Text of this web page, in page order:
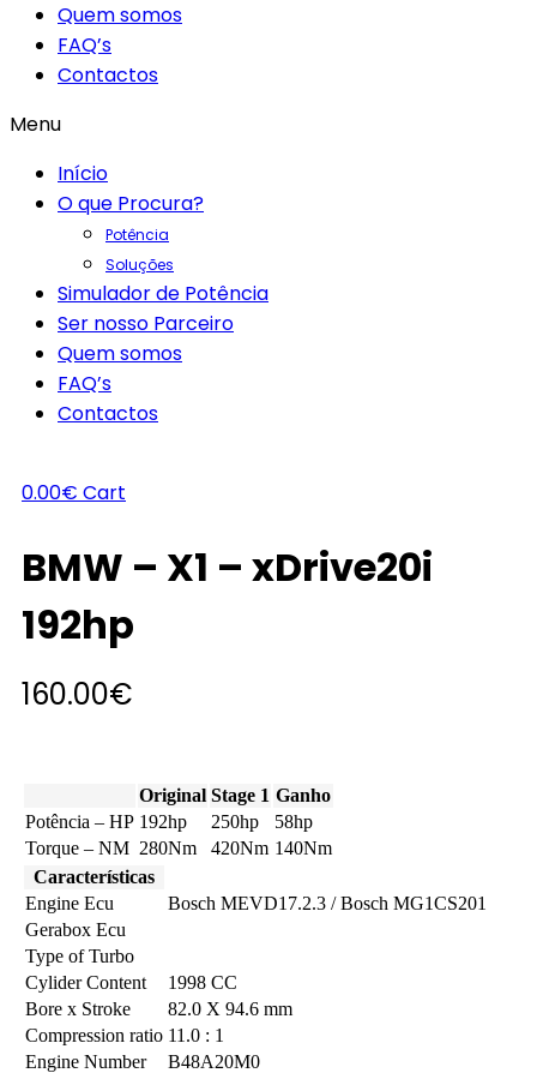
Quem somos
FAQ’s
Contactos
Menu
Início
O que Procura?
Potência
Soluções
Simulador de Potência
Ser nosso Parceiro
Quem somos
FAQ’s
Contactos
0.00€ Cart
BMW – X1 – xDrive20i
192hp
160.00€
Original Stage 1 Ganho
Potência – HP 192hp 250hp
58hp
Torque – NM 280Nm 420Nm 140Nm
Características
Engine Ecu
Bosch MEVD17.2.3 / Bosch MG1CS201
Gerabox Ecu
Type of Turbo
Cylider Content
1998 CC
Bore x Stroke
82.0 X 94.6 mm
Compression ratio 11.0 : 1
Engine Number
B48A20M0